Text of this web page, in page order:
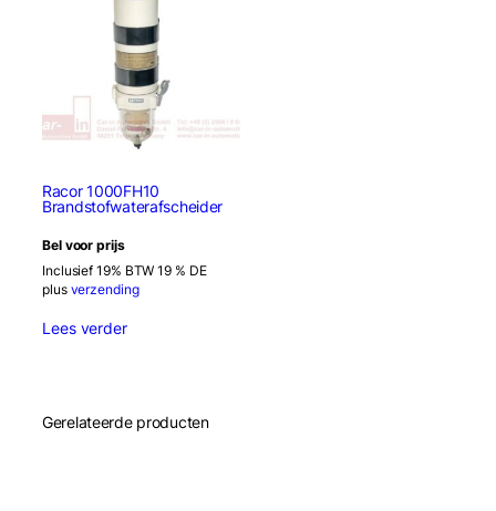
Racor 1000FH10
Brandstofwaterafscheider
Bel voor prijs
Inclusief 19% BTW 19 % DE
plus verzending
Lees verder
Gerelateerde producten